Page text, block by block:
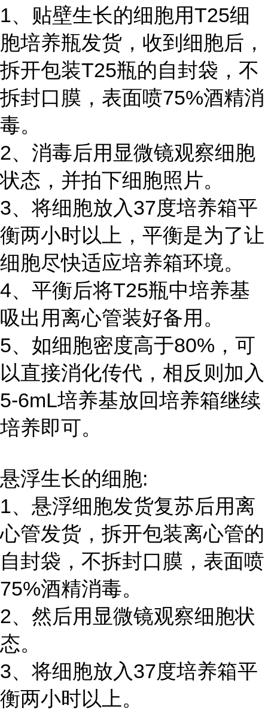
1、贴壁生长的细胞用T25细
胞培养瓶发货，收到细胞后，
拆开包装T25瓶的自封袋，不
拆封口膜，表面喷75%酒精消
毒。
2、消毒后用显微镜观察细胞
状态，并拍下细胞照片。
3、将细胞放入37度培养箱平
衡两小时以上，平衡是为了让
细胞尽快适应培养箱环境。
4、平衡后将T25瓶中培养基
吸出用离心管装好备用。
5、如细胞密度高于80%，可
以直接消化传代，相反则加入
5-6mL培养基放回培养箱继续
培养即可。
悬浮生长的细胞:
1、悬浮细胞发货复苏后用离
心管发货，拆开包装离心管的
自封袋，不拆封口膜，表面喷
75%酒精消毒。
2、然后用显微镜观察细胞状
态。
3、将细胞放入37度培养箱平
衡两小时以上。